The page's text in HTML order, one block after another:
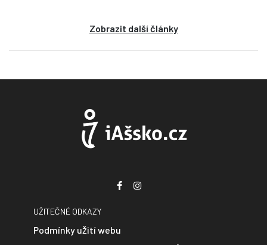
Zobrazit další články
UŽITEČNÉ ODKAZY
Podmínky užití webu